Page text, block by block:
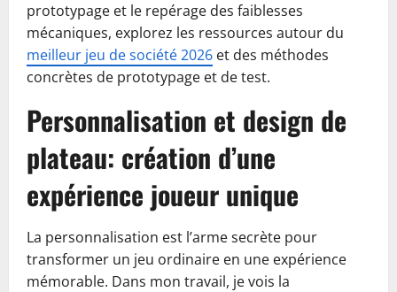
prototypage et le repérage des faiblesses
mécaniques, explorez les ressources autour du
meilleur jeu de société 2026 et des méthodes
concrètes de prototypage et de test.
Personnalisation et design de
plateau: création d’une
expérience joueur unique
La personnalisation est l’arme secrète pour
transformer un jeu ordinaire en une expérience
mémorable. Dans mon travail, je vois la